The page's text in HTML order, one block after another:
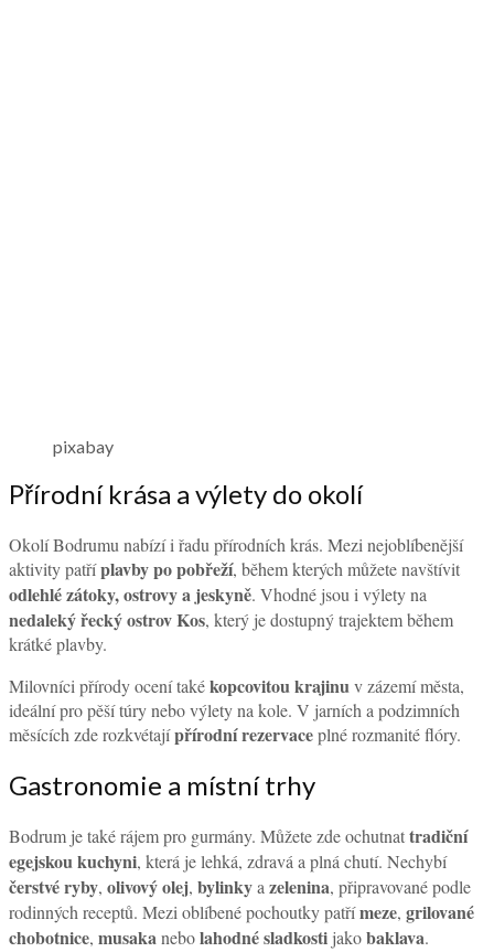
pixabay
Přírodní krása a výlety do okolí
Okolí Bodrumu nabízí i řadu přírodních krás. Mezi nejoblíbenější
aktivity patříplavby po pobřeží, během kterých můžete navštívit
odlehlé zátoky, ostrovy a jeskyně. Vhodné jsou i výlety na
nedaleký řecký ostrov Kos, který je dostupný trajektem během
krátké plavby.
Milovníci přírody ocení takékopcovitou krajinuv zázemí města,
ideální pro pěší túry nebo výlety na kole. V jarních a podzimních
měsících zde rozkvétajípřírodní rezervaceplné rozmanité flóry.
Gastronomie a místní trhy
Bodrum je také rájem pro gurmány. Můžete zde ochutnattradiční
egejskou kuchyni, která je lehká, zdravá a plná chutí. Nechybí
čerstvé ryby, olivový olej, bylinkya zelenina, připravované podle
rodinných receptů. Mezi oblíbené pochoutky patřímeze, grilované
chobotnice, musakanebolahodné sladkosti jakobaklava.